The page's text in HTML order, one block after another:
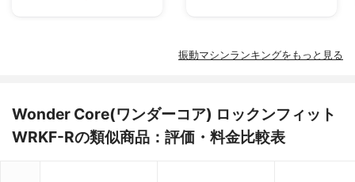
振動マシンランキングをもっと見る
Wonder Core(ワンダーコア) ロックンフィット
WRKF-Rの類似商品：評価・料金比較表